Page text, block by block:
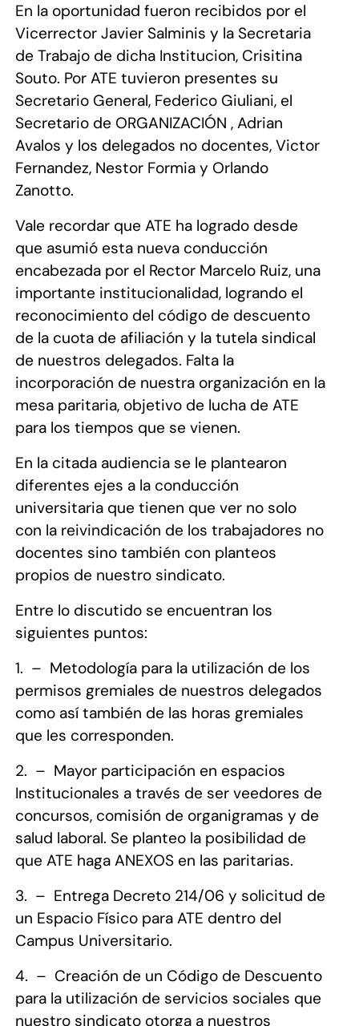
En la oportunidad fueron recibidos por el
Vicerrector Javier Salminis y la Secretaria
de Trabajo de dicha Institucion, Crisitina
Souto. Por ATE tuvieron presentes su
Secretario General, Federico Giuliani, el
Secretario de ORGANIZACIÓN , Adrian
Avalos y los delegados no docentes, Victor
Fernandez, Nestor Formia y Orlando
Zanotto.
Vale recordar que ATE ha logrado desde
que asumió esta nueva conducción
encabezada por el Rector Marcelo Ruiz, una
importante institucionalidad, logrando el
reconocimiento del código de descuento
de la cuota de afiliación y la tutela sindical
de nuestros delegados. Falta la
incorporación de nuestra organización en la
mesa paritaria, objetivo de lucha de ATE
para los tiempos que se vienen.
En la citada audiencia se le plantearon
diferentes ejes a la conducción
universitaria que tienen que ver no solo
con la reivindicación de los trabajadores no
docentes sino también con planteos
propios de nuestro sindicato.
Entre lo discutido se encuentran los
siguientes puntos:
1. – Metodología para la utilización de los
permisos gremiales de nuestros delegados
como así también de las horas gremiales
que les corresponden.
2. – Mayor participación en espacios
Institucionales a través de ser veedores de
concursos, comisión de organigramas y de
salud laboral. Se planteo la posibilidad de
que ATE haga ANEXOS en las paritarias.
3. – Entrega Decreto 214/06 y solicitud de
un Espacio Físico para ATE dentro del
Campus Universitario.
4. – Creación de un Código de Descuento
para la utilización de servicios sociales que
nuestro sindicato otorga a nuestros